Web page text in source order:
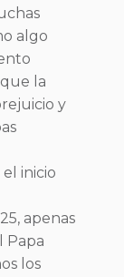
algo
la
y
inicio
apenas
Papa
los